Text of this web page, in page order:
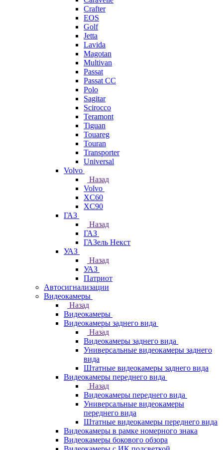
Crafter
EOS
Golf
Jetta
Lavida
Magotan
Multivan
Passat
Passat CC
Polo
Sagitar
Scirocco
Teramont
Tiguan
Touareg
Touran
Transporter
Universal
Volvo
Назад
Volvo
XC60
XC90
ГАЗ
Назад
ГАЗ
ГАЗель Некст
УАЗ
Назад
УАЗ
Патриот
Автосигнализации
Видеокамеры
Назад
Видеокамеры
Видеокамеры заднего вида
Назад
Видеокамеры заднего вида
Универсальные видеокамеры заднего
вида
Штатные видеокамеры заднего вида
Видеокамеры переднего вида
Назад
Видеокамеры переднего вида
Универсальные видеокамеры
переднего вида
Штатные видеокамеры переднего вида
Видеокамеры в рамке номерного знака
Видеокамеры бокового обзора